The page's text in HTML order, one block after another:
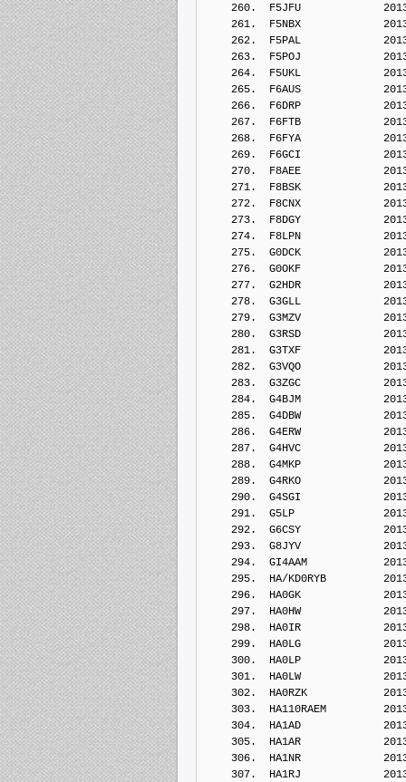
260.  F5JFU
261.  F5NBX
262.  F5PAL
263.  F5POJ
264.  F5UKL
265.  F6AUS
266.  F6DRP
267.  F6FTB
268.  F6FYA
269.  F6GCI
270.  F8AEE
271.  F8BSK
272.  F8CNX
273.  F8DGY
274.  F8LPN
275.  G0DCK
276.  G0OKF
277.  G2HDR
278.  G3GLL
279.  G3MZV
280.  G3RSD
281.  G3TXF
282.  G3VQO
283.  G3ZGC
284.  G4BJM
285.  G4DBW
286.  G4ERW
287.  G4HVC
288.  G4MKP
289.  G4RKO
290.  G4SGI
291.  G5LP
292.  G6CSY
293.  G8JYV
294.  GI4AAM
295.  HA/KD0RYB
296.  HA0GK
297.  HA0HW
298.  HA0IR
299.  HA0LG
300.  HA0LP
301.  HA0LW
302.  HA0RZK
303.  HA110RAEM
304.  HA1AD
305.  HA1AR
306.  HA1NR
307.  HA1RJ